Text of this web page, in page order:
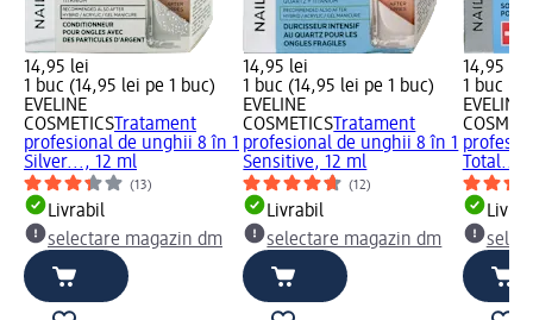
14,95 lei
1 buc (14,95 lei pe 1 buc)
EVELINE
COSMETICSTratament
profesional de unghii 8 în 1
Silver..., 12 ml
(13)
Livrabil
selectare magazin dm
14,95 lei
1 buc (14,95 lei pe 1 buc)
EVELINE
COSMETICSTratament
profesional de unghii 8 în 1
Sensitive, 12 ml
(12)
Livrabil
selectare magazin dm
14,95 lei
1 buc
EVELINE
Total...,